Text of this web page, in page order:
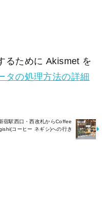
るために Akismet を
タの処理方法の詳細
宿駅西口・西改札からCoffee
コーヒー ネギシ)への行き